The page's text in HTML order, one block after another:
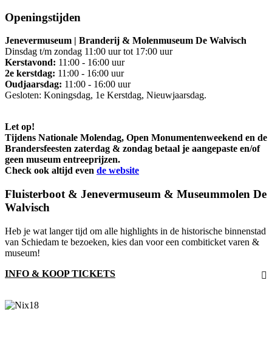
Openingstijden
Jenevermuseum | Branderij & Molenmuseum De Walvisch
Dinsdag t/m zondag 11:00 uur tot 17:00 uur
Kerstavond: 11:00 - 16:00 uur
2e kerstdag: 11:00 - 16:00 uur
Oudjaarsdag: 11:00 - 16:00 uur
Gesloten: Koningsdag, 1e Kerstdag, Nieuwjaarsdag.
Let op!
Tijdens Nationale Molendag, Open Monumentenweekend en de
Brandersfeesten zaterdag & zondag betaal je aangepaste en/of
geen museum entreeprijzen.
Check ook altijd even de website
Fluisterboot & Jenevermuseum & Museummolen De
Walvisch
Heb je wat langer tijd om alle highlights in de historische binnenstad
van Schiedam te bezoeken, kies dan voor een combiticket varen &
museum!
INFO & KOOP TICKETS